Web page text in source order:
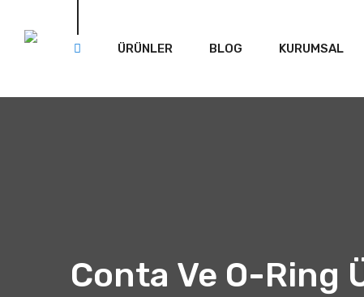
ÜRÜNLER BLOG KURUMSAL
Conta Ve O-Ring